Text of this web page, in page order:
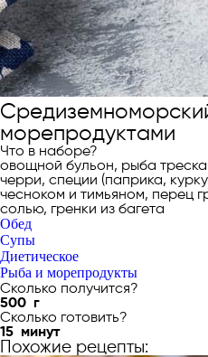
морепродуктами
Что в наборе?
овощной бульон, рыба
черри, специи (паприка,
чесноком и тимьяном, перец
солью, гренки из багета
Обед
Супы
Диетическое
Рыба и морепродукты
Сколько получится?
500 г
Сколько готовить?
15 минут
Похожие рецепты: